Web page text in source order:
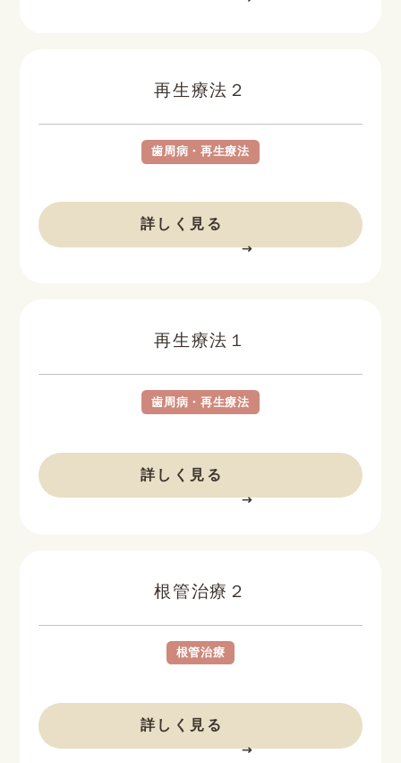
再生療法２
歯周病・再生療法
詳しく見る
再生療法１
歯周病・再生療法
詳しく見る
根管治療２
根管治療
詳しく見る